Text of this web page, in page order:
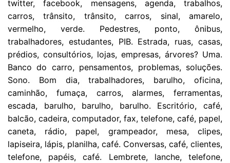
twitter, facebook, mensagens, agenda, trabalhos,
carros, trânsito, trânsito, carros, sinal, amarelo,
vermelho, verde. Pedestres, ponto, ônibus,
trabalhadores, estudantes, PIB. Estrada, ruas, casas,
prédios, consultórios, lojas, empresas, árvores? Uma.
Banco do carro, pensamentos, problemas, soluções.
Sono. Bom dia, trabalhadores, barulho, oficina,
caminhão, fumaça, carros, alarmes, ferramentas,
escada, barulho, barulho, barulho. Escritório, café,
balcão, cadeira, computador, fax, telefone, café, papel,
caneta, rádio, papel, grampeador, mesa, clipes,
lapiseira, lápis, planilha, café. Conversas, café, clientes,
telefone, papéis, café. Lembrete, lanche, telefone,